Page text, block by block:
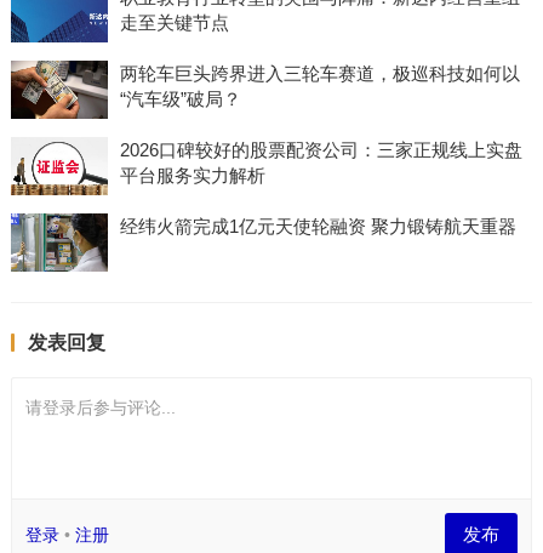
走至关键节点
两轮车巨头跨界进入三轮车赛道，极巡科技如何以
“汽车级”破局？
2026口碑较好的股票配资公司：三家正规线上实盘
平台服务实力解析
经纬火箭完成1亿元天使轮融资 聚力锻铸航天重器
发表回复
请登录后参与评论...
登录• 注册 发布